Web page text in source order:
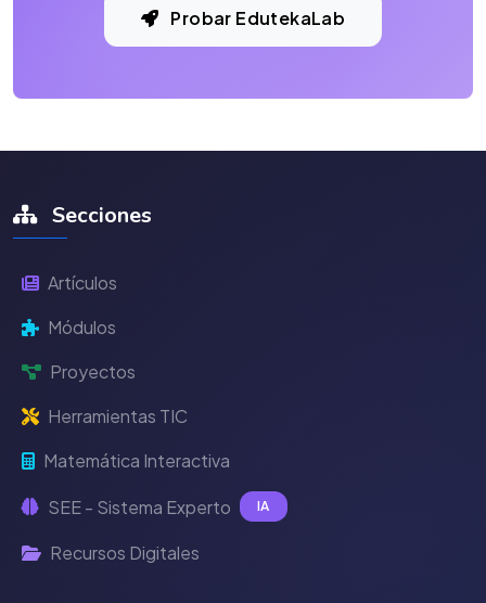
Probar EdutekaLab
Secciones
Artículos
Módulos
Proyectos
Herramientas TIC
Matemática Interactiva
SEE - Sistema Experto IA
Recursos Digitales